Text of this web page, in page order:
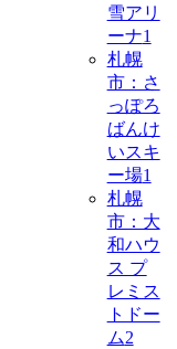
雪アリ
ーナ1
札幌
市：さ
っぽろ
ばんけ
いスキ
ー場1
札幌
市：大
和ハウ
ス プ
レミス
トドー
ム2